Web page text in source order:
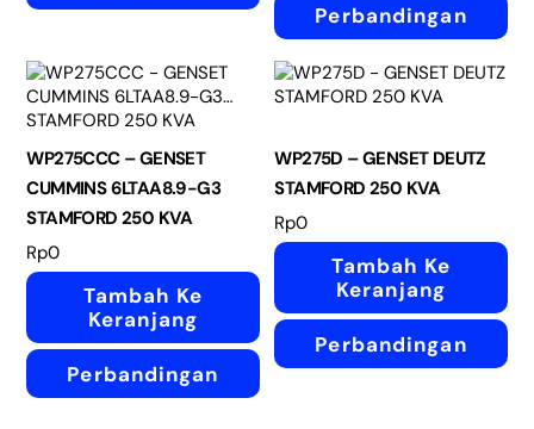
Perbandingan
WP275CCC – GENSET
CUMMINS 6LTAA8.9-G3
STAMFORD 250 KVA
Rp0
Tambah Ke
Keranjang
Perbandingan
WP275D – GENSET DEUTZ
STAMFORD 250 KVA
Rp0
Tambah Ke
Keranjang
Perbandingan